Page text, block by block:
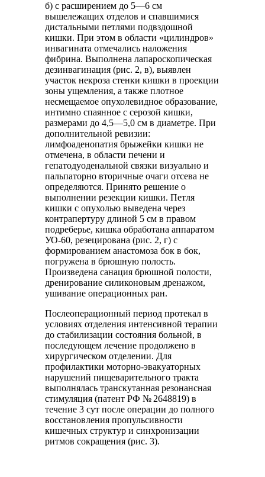
б) с расширением до 5—6 см
вышележащих отделов и спавшимися
дистальными петлями подвздошной
кишки. При этом в области «цилиндров»
инвагината отмечались наложения
фибрина. Выполнена лапароскопическая
дезинвагинация (рис. 2, в), выявлен
участок некроза стенки кишки в проекции
зоны ущемления, а также плотное
несмещаемое опухолевидное образование,
интимно спаянное с серозой кишки,
размерами до 4,5—5,0 см в диаметре. При
дополнительной ревизии:
лимфоаденопатия брыжейки кишки не
отмечена, в области печени и
гепатодуоденальной связки визуально и
пальпаторно вторичные очаги отсева не
определяются. Принято решение о
выполнении резекции кишки. Петля
кишки с опухолью выведена через
контрапертуру длиной 5 см в правом
подреберье, кишка обработана аппаратом
УО-60, резецирована (рис. 2, г) с
формированием анастомоза бок в бок,
погружена в брюшную полость.
Произведена санация брюшной полости,
дренирование силиконовым дренажом,
ушивание операционных ран.
Послеоперационный период протекал в
условиях отделения интенсивной терапии
до стабилизации состояния больной, в
последующем лечение продолжено в
хирургическом отделении. Для
профилактики моторно-эвакуаторных
нарушений пищеварительного тракта
выполнялась транскутанная резонансная
стимуляция (патент РФ № 2648819) в
течение 3 сут после операции до полного
восстановления пропульсивности
кишечных структур и синхронизации
ритмов сокращения (рис. 3).